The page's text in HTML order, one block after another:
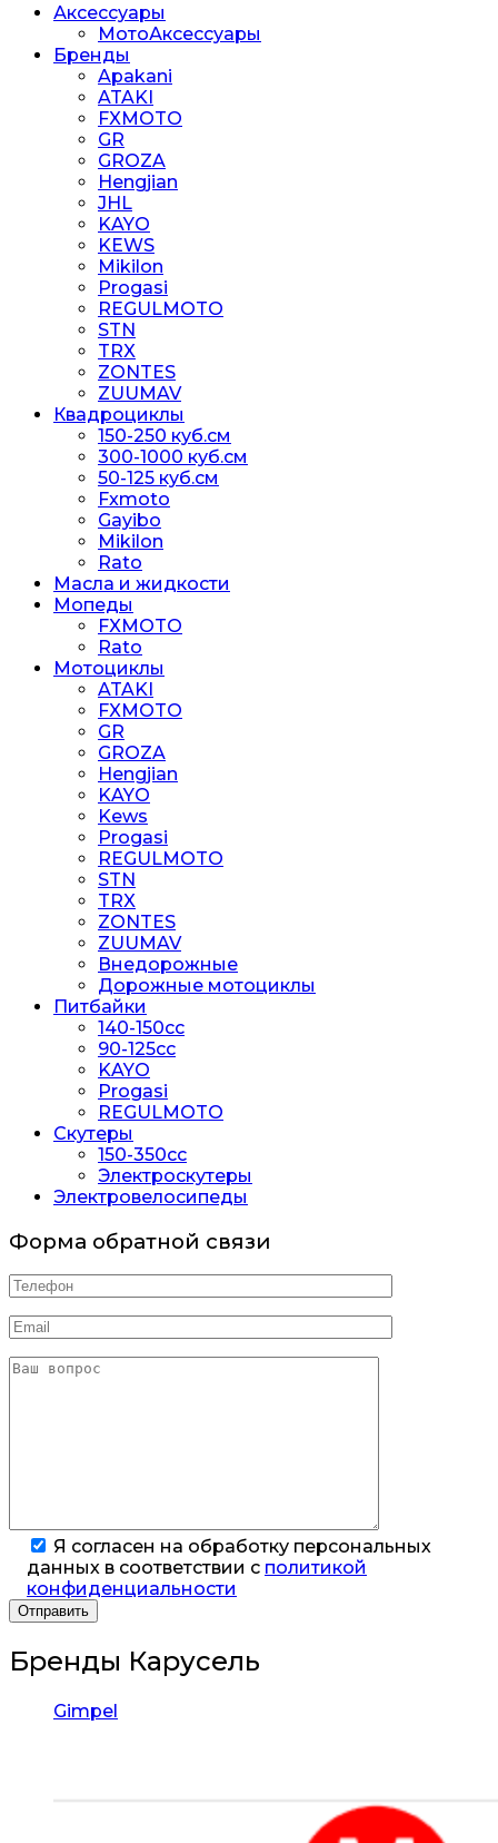
Аксессуары
МотоАксессуары
Бренды
Apakani
ATAKI
FXMOTO
GR
GROZA
Hengjian
JHL
KAYO
KEWS
Mikilon
Progasi
REGULMOTO
STN
TRX
ZONTES
ZUUMAV
Квадроциклы
150-250 куб.см
300-1000 куб.см
50-125 куб.см
Fxmoto
Gayibo
Mikilon
Rato
Масла и жидкости
Мопеды
FXMOTO
Rato
Мотоциклы
ATAKI
FXMOTO
GR
GROZA
Hengjian
KAYO
Kews
Progasi
REGULMOTO
STN
TRX
ZONTES
ZUUMAV
Внедорожные
Дорожные мотоциклы
Питбайки
140-150сс
90-125cc
KAYO
Progasi
REGULMOTO
Скутеры
150-350cc
Электроскутеры
Электровелосипеды
Форма обратной связи
Я согласен на обработку персональных
данных в соответствии с политикой
конфиденциальности
Бренды Карусель
Gimpel